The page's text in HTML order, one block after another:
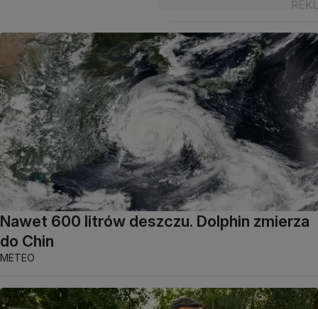
Nawet 600 litrów deszczu. Dolphin zmierza
do Chin
METEO